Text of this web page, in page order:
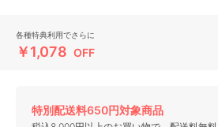
各種特典利用でさらに
￥1,078 OFF
特別配送料650円対象商品